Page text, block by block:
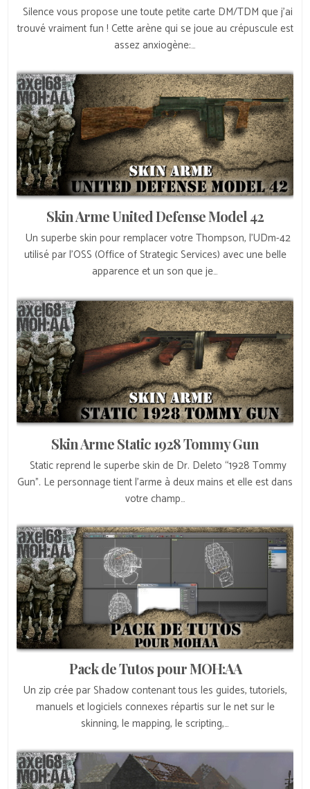
Silence vous propose une toute petite carte DM/TDM que j’ai
trouvé vraiment fun ! Cette arène qui se joue au crépuscule est
assez anxiogène:…
Skin Arme United Defense Model 42
Un superbe skin pour remplacer votre Thompson, l’UDm-42
utilisé par l’OSS (Office of Strategic Services) avec une belle
apparence et un son que je…
Skin Arme Static 1928 Tommy Gun
Static reprend le superbe skin de Dr. Deleto “1928 Tommy
Gun”. Le personnage tient l’arme à deux mains et elle est dans
votre champ…
Pack de Tutos pour MOH:AA
Un zip crée par Shadow contenant tous les guides, tutoriels,
manuels et logiciels connexes répartis sur le net sur le
skinning, le mapping, le scripting,…